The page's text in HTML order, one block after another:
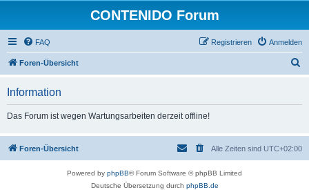
CONTENIDO Forum
FAQ Anmelden
Registrieren
Foren-Übersicht
Information
Das Forum ist wegen Wartungsarbeiten derzeit offline!
Foren-Übersicht Alle Zeiten sind UTC+02:00
Powered by phpBB® Forum Software © phpBB Limited
Deutsche Übersetzung durch phpBB.de